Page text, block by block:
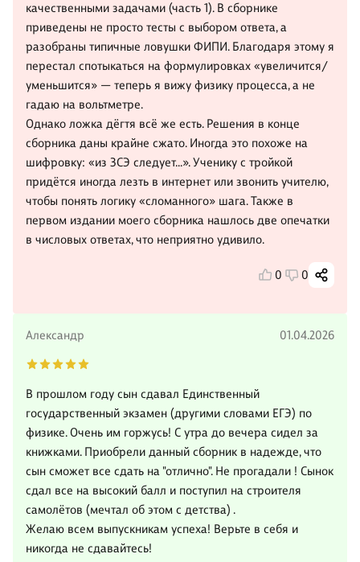
качественными задачами (часть 1). В сборнике
приведены не просто тесты с выбором ответа, а
разобраны типичные ловушки ФИПИ. Благодаря этому я
перестал спотыкаться на формулировках «увеличится/
уменьшится» — теперь я вижу физику процесса, а не
гадаю на вольтметре.
Однако ложка дёгтя всё же есть. Решения в конце
сборника даны крайне сжато. Иногда это похоже на
шифровку: «из ЗСЭ следует...». Ученику с тройкой
придётся иногда лезть в интернет или звонить учителю,
чтобы понять логику «сломанного» шага. Также в
первом издании моего сборника нашлось две опечатки
в числовых ответах, что неприятно удивило.
0 0
Александр 01.04.2026
В прошлом году сын сдавал Единственный
государственный экзамен (другими словами ЕГЭ) по
физике. Очень им горжусь! С утра до вечера сидел за
книжками. Приобрели данный сборник в надежде, что
сын сможет все сдать на "отлично". Не прогадали ! Сынок
сдал все на высокий балл и поступил на строителя
самолётов (мечтал об этом с детства) .
Желаю всем выпускникам успеха! Верьте в себя и
никогда не сдавайтесь!